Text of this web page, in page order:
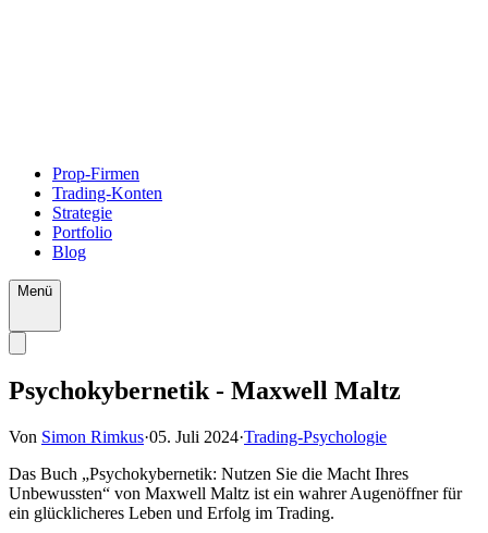
Prop-Firmen
Trading-Konten
Strategie
Portfolio
Blog
Menü
Psychokybernetik - Maxwell Maltz
Von Simon Rimkus·05. Juli 2024·Trading-Psychologie
Das Buch „Psychokybernetik: Nutzen Sie die Macht Ihres
Unbewussten“ von Maxwell Maltz ist ein wahrer Augenöffner für
ein glücklicheres Leben und Erfolg im Trading.